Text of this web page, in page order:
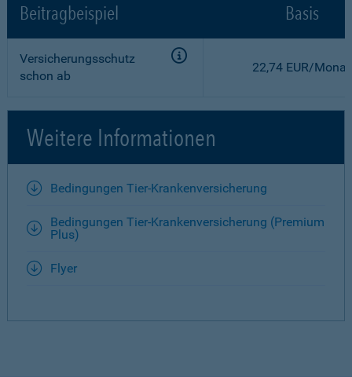
Beitragbeispiel Basis
Versicherungsschutz
schon ab
22,74 EUR/Monat
Weitere Informationen
Bedingungen Tier-Krankenversicherung
Bedingungen Tier-Krankenversicherung (Premium
Plus)
Flyer